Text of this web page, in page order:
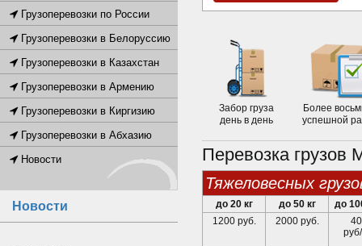
Забор груза
день в день
Более
успешной
Перевозка грузов
тяжеловесных
до 20 кг до 50 кг
до
1200 руб.
2000 руб.
40
руб/
Грузоперевозки по России
Грузоперевозки в Белоруссию
Грузоперевозки в Казахстан
Грузоперевозки в Армению
Грузоперевозки в Киргизию
Грузоперевозки в Абхазию
Новости
Новости